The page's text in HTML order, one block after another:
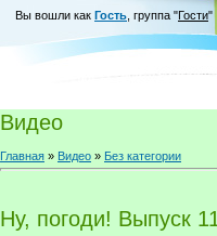
Вы вошли как Гость группа "Гости"
Видео
Главная » Видео » Без категории
Ну, погоди! Выпуск